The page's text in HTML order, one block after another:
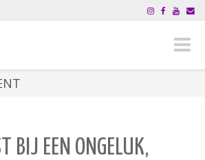
Toggle
BIJ EEN ONGELUK,